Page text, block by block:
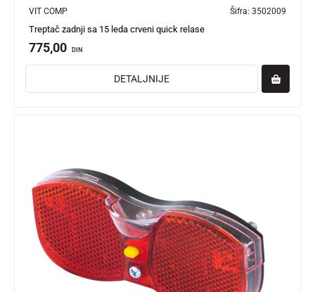
VIT COMP Šifra: 3502009
Treptač zadnji sa 15 leda crveni quick relase
775,00 DIN
DETALJNIJE